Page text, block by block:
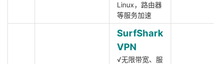
Linux，路由器
等服务加速
SurfShark
VPN
√无限带宽、服